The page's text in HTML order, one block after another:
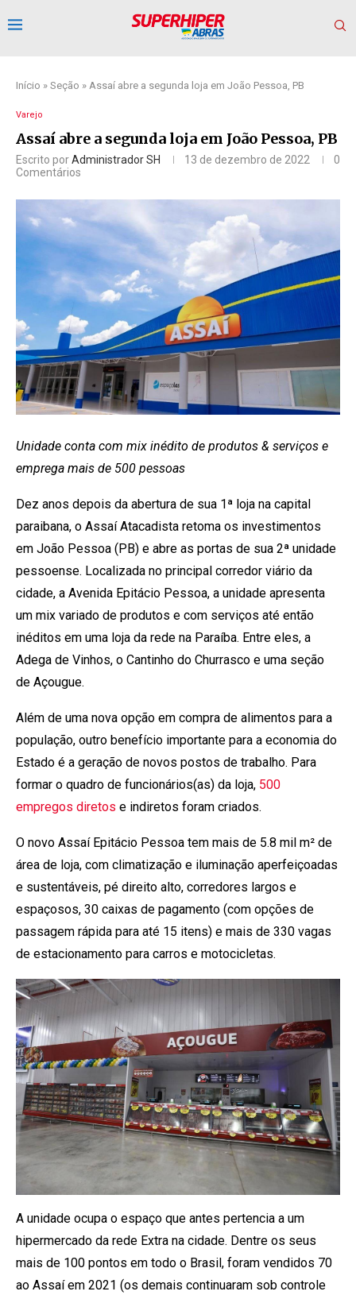
Início » Seção » Assaí abre a segunda loja em João Pessoa, PB
Varejo
Assaí abre a segunda loja em João Pessoa, PB
Escrito porAdministrador SH 13 de dezembro de 2022
0
Comentários
Unidade conta com mix inédito de produtos & serviços e
emprega mais de 500 pessoas
Dez anos depois da abertura de sua 1ª loja na capital
paraibana, o Assaí Atacadista retoma os investimentos
em João Pessoa (PB) e abre as portas de sua 2ª unidade
pessoense. Localizada no principal corredor viário da
cidade, a Avenida Epitácio Pessoa, a unidade apresenta
um mix variado de produtos e com serviços até então
inéditos em uma loja da rede na Paraíba. Entre eles, a
Adega de Vinhos, o Cantinho do Churrasco e uma seção
de Açougue.
Além de uma nova opção em compra de alimentos para a
população, outro benefício importante para a economia do
Estado é a geração de novos postos de trabalho. Para
formar o quadro de funcionários(as) da loja, 500
empregos diretos e indiretos foram criados.
O novo Assaí Epitácio Pessoa tem mais de 5.8 mil m² de
área de loja, com climatização e iluminação aperfeiçoadas
e sustentáveis, pé direito alto, corredores largos e
espaçosos, 30 caixas de pagamento (com opções de
passagem rápida para até 15 itens) e mais de 330 vagas
de estacionamento para carros e motocicletas.
A unidade ocupa o espaço que antes pertencia a um
hipermercado da rede Extra na cidade. Dentre os seus
mais de 100 pontos em todo o Brasil, foram vendidos 70
ao Assaí em 2021 (os demais continuaram sob controle